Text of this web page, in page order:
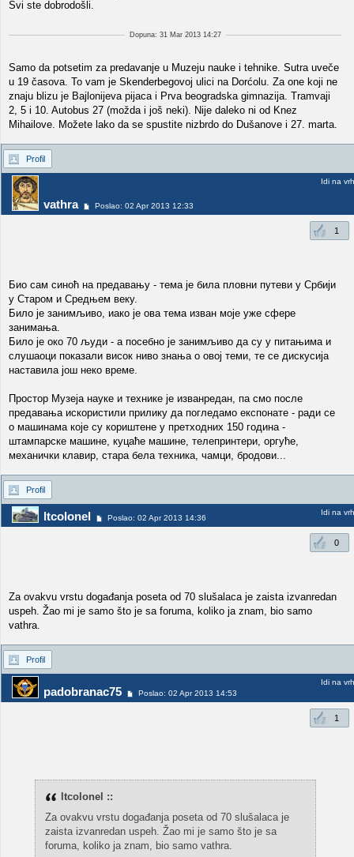
Svi ste dobrodošli.
Dopuna: 31 Mar 2013 14:27
Samo da potsetim za predavanje u Muzeju nauke i tehnike. Sutra uveče
u 19 časova. To vam je Skenderbegovoj ulici na Dorćolu. Za one koji ne
znaju blizu je Bajlonijeva pijaca i Prva beogradska gimnazija. Tramvaji
2, 5 i 10. Autobus 27 (možda i još neki). Nije daleko ni od Knez
Mihailove. Možete lako da se spustite nizbrdo do Dušanove i 27. marta.
Profil
vathra Poslao: 02 Apr 2013 12:33
Idi na vrh
1
Био сам синоћ на предавању - тема је била пловни путеви у Србији
у Старом и Средњем веку.
Било је занимљиво, иако је ова тема изван моје уже сфере
занимања.
Било је око 70 људи - а посебно је занимљиво да су у питањима и
слушаоци показали висок ниво знања о овој теми, те се дискусија
наставила још неко време.
Простор Музеја науке и технике је изванредан, па смо после
предавања искористили прилику да погледамо експонате - ради се
о машинама које су кориштене у претходних 150 година -
штампарске машине, куцаће машине, телепринтери, оргуће,
механички клавир, стара бела техника, чамци, бродови...
Profil
ltcolonel Poslao: 02 Apr 2013 14:36
Idi na vrh
0
Za ovakvu vrstu događanja poseta od 70 slušalaca je zaista izvanredan
uspeh. Žao mi je samo što je sa foruma, koliko ja znam, bio samo
vathra.
Profil
padobranac75 Poslao: 02 Apr 2013 14:53
Idi na vrh
1
ltcolonel ::
Za ovakvu vrstu događanja poseta od 70 slušalaca je
zaista izvanredan uspeh. Žao mi je samo što je sa
foruma, koliko ja znam, bio samo vathra.